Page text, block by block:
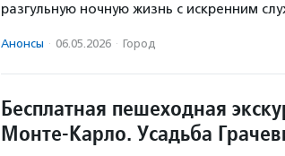
разгульную ночную жизнь с искренним
Анонсы · 06.05.2026 · Город
Бесплатная пешеходная
Монте-Карло. Усадьба